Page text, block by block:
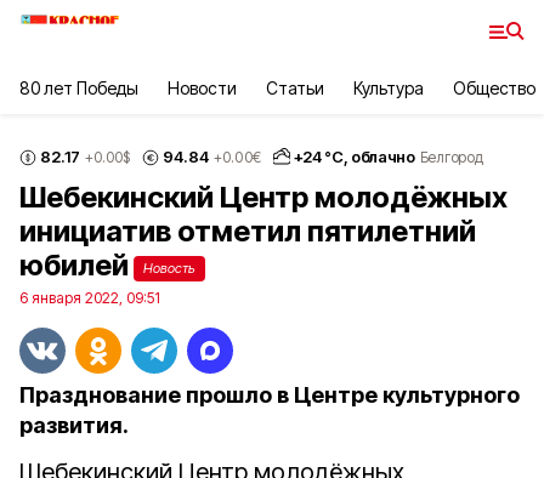
80 лет Победы Новости Статьи Культура Общество
82.17 +0.00$ 94.84 +0.00€ +24°С, облачно Белгород
Шебекинский Центр молодёжных
инициатив отметил пятилетний
юбилей
Новость
6 января 2022, 09:51
Празднование прошло в Центре культурного
развития.
Шебекинский Центр молодёжных